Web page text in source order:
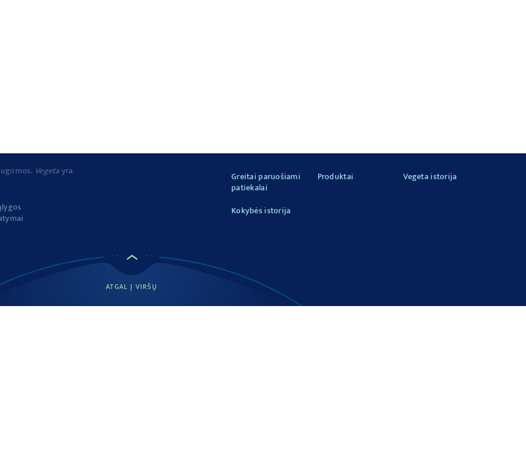
Vegetayra
Greitai paruošiami
patiekalai
Produktai Vegeta istorija
Kokybės istorija
ATGAL Į VIRŠŲ